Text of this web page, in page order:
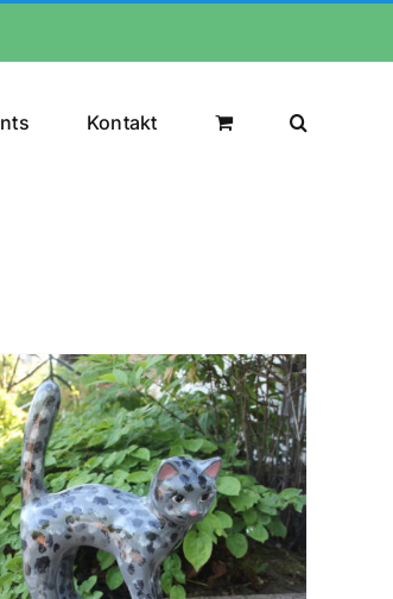
Kontakt